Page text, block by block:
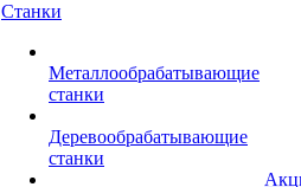
Станки
Металлообрабатывающие
станки
Деревообрабатывающие
станки